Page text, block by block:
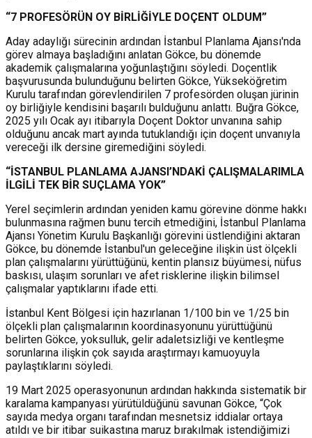
“7 PROFESÖRÜN OY BİRLİĞİYLE DOÇENT OLDUM”
Aday adaylığı sürecinin ardından İstanbul Planlama Ajansı'nda
görev almaya başladığını anlatan Gökce, bu dönemde
akademik çalışmalarına yoğunlaştığını söyledi. Doçentlik
başvurusunda bulunduğunu belirten Gökce, Yükseköğretim
Kurulu tarafından görevlendirilen 7 profesörden oluşan jürinin
oy birliğiyle kendisini başarılı bulduğunu anlattı. Buğra Gökce,
2025 yılı Ocak ayı itibarıyla Doçent Doktor unvanına sahip
olduğunu ancak mart ayında tutuklandığı için doçent unvanıyla
vereceği ilk dersine giremediğini söyledi.
“İSTANBUL PLANLAMA AJANSI’NDAKİ ÇALIŞMALARIMLA
İLGİLİ TEK BİR SUÇLAMA YOK”
Yerel seçimlerin ardından yeniden kamu görevine dönme hakkı
bulunmasına rağmen bunu tercih etmediğini, İstanbul Planlama
Ajansı Yönetim Kurulu Başkanlığı görevini üstlendiğini aktaran
Gökce, bu dönemde İstanbul'un geleceğine ilişkin üst ölçekli
plan çalışmalarını yürüttüğünü, kentin plansız büyümesi, nüfus
baskısı, ulaşım sorunları ve afet risklerine ilişkin bilimsel
çalışmalar yaptıklarını ifade etti.
İstanbul Kent Bölgesi için hazırlanan 1/100 bin ve 1/25 bin
ölçekli plan çalışmalarının koordinasyonunu yürüttüğünü
belirten Gökce, yoksulluk, gelir adaletsizliği ve kentleşme
sorunlarına ilişkin çok sayıda araştırmayı kamuoyuyla
paylaştıklarını söyledi.
19 Mart 2025 operasyonunun ardından hakkında sistematik bir
karalama kampanyası yürütüldüğünü savunan Gökce, “Çok
sayıda medya organı tarafından mesnetsiz iddialar ortaya
atıldı ve bir itibar suikastına maruz bırakılmak istendiğimizi